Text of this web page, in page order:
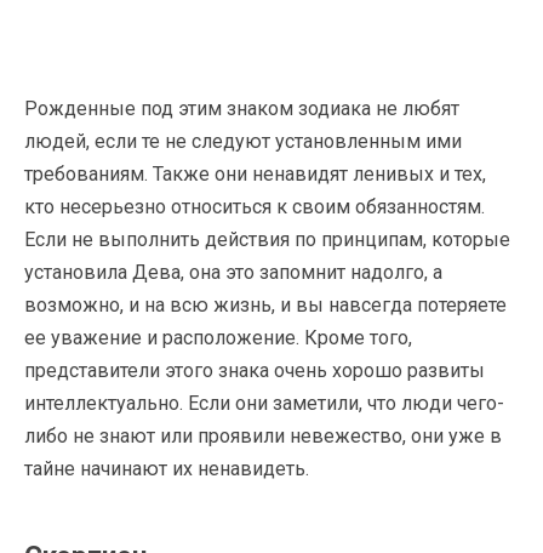
Рожденные под этим знаком зодиака не любят
людей, если те не следуют установленным ими
требованиям. Также они ненавидят ленивых и тех,
кто несерьезно относиться к своим обязанностям.
Если не выполнить действия по принципам, которые
установила Дева, она это запомнит надолго, а
возможно, и на всю жизнь, и вы навсегда потеряете
ее уважение и расположение. Кроме того,
представители этого знака очень хорошо развиты
интеллектуально. Если они заметили, что люди чего-
либо не знают или проявили невежество, они уже в
тайне начинают их ненавидеть.